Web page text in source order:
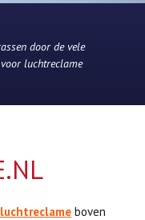
door de vele
luchtreclame
luchtreclame boven